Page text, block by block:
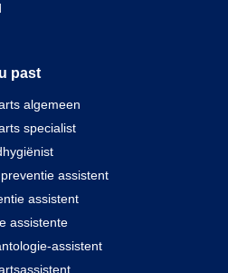
past
algemeen
specialist
assistent
assistent
assistente
assistent